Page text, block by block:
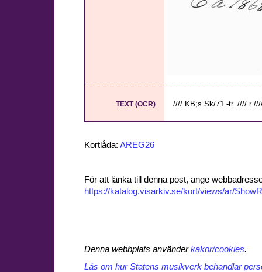
TEXT (OCR) //// KB;s Sk/71.-tr. //// r
Kortlåda: AREG26
För att länka till denna post, ange
https://katalog.visarkiv.se/kort/views/ar/
Denna webbplats använderkakor/cookies.
Läs om hur Statens musikverk behandlar